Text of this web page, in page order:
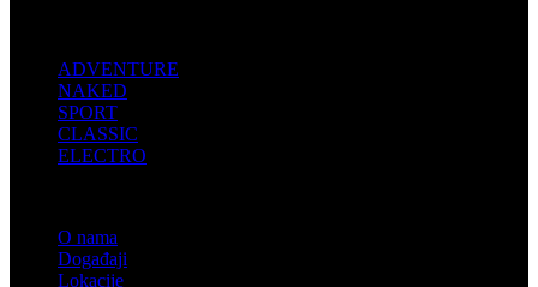
ADVENTURE
NAKED
SPORT
CLASSIC
ELECTRO
O nama
Događaji
Lokacije